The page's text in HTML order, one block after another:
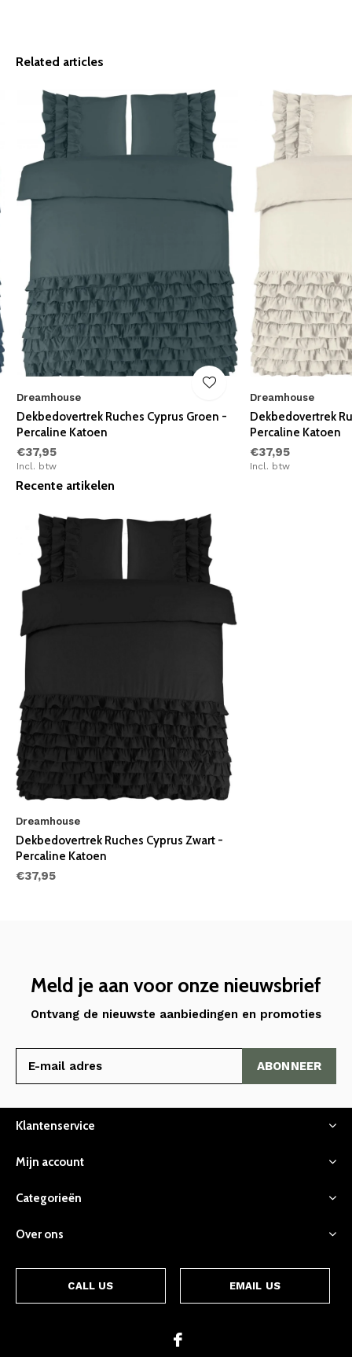
Related articles
Dreamhouse
Dekbedovertrek Ruches Cyprus Groen -
Percaline Katoen
€37,95
Incl. btw
Dreamhouse
Dekbedovertrek
Percaline Katoen
€37,95
Incl. btw
Recente artikelen
Dreamhouse
Dekbedovertrek Ruches Cyprus Zwart -
Percaline Katoen
€37,95
Meld je aan voor onze nieuwsbrief
Ontvang de nieuwste aanbiedingen en promoties
ABONNEER
Klantenservice
Mijn account
Categorieën
Over ons
CALL US EMAIL US